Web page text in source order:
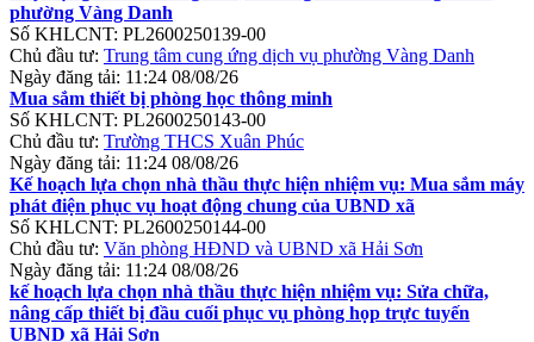
phường Vàng Danh
Số KHLCNT: PL2600250139-00
Chủ đầu tư: Trung tâm cung ứng dịch vụ phường Vàng Danh
Ngày đăng tải: 11:24 08/08/26
Mua sắm thiết bị phòng học thông minh
Số KHLCNT: PL2600250143-00
Chủ đầu tư: Trường THCS Xuân Phúc
Ngày đăng tải: 11:24 08/08/26
Kế hoạch lựa chọn nhà thầu thực hiện nhiệm vụ: Mua sắm máy
phát điện phục vụ hoạt động chung của UBND xã
Số KHLCNT: PL2600250144-00
Chủ đầu tư: Văn phòng HĐND và UBND xã Hải Sơn
Ngày đăng tải: 11:24 08/08/26
kế hoạch lựa chọn nhà thầu thực hiện nhiệm vụ: Sửa chữa,
nâng cấp thiết bị đầu cuối phục vụ phòng họp trực tuyến
UBND xã Hải Sơn